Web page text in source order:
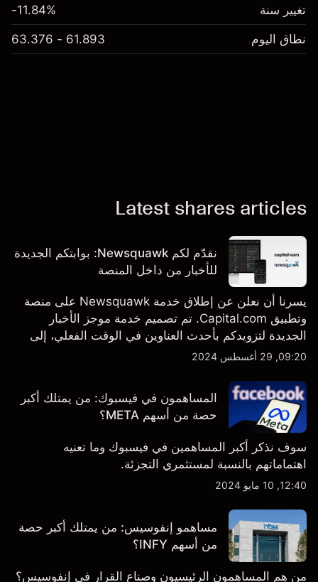
تغيير سنة -11.84%
نطاق اليوم 61.893 - 63.376
Latest shares articles
نقدّم لكم Newsquawk: بوابتكم الجديدة
للأخبار من داخل المنصة
يسرنا أن نعلن عن إطلاق خدمة Newsquawk على منصة
وتطبيق Capital.com. تم تصميم خدمة موجز الأخبار
الجديدة لتزويدكم بأحدث العناوين في الوقت الفعلي، إلى
جانب قصص إخبارية مخصصة وتقارير تحليلية متعمقة - وكل
بالضبط.
09:20, 29 أغسطس 2024
المساهمون في فيسبوك: من يمتلك أكبر
حصة من أسهم META؟
سوف نذكر أكبر المساهمين في فيسبوك وما تعنيه
اهتماماتهم بالنسبة لمستثمري التجزئة.
12:40, 10 مايو 2024
مساهمو إنفوسيس: من يمتلك أكبر حصة
من أسهم INFY؟
من هم المساهمون الرئيسيون وصناع القرار في إنفوسيس؟